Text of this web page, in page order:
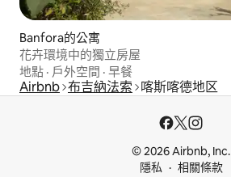
Banfora的公寓
花卉環境中的獨立房屋
地點 · 戶外空間 · 早餐
Airbnb 布吉納法索 喀斯喀德地区
© 2026 Airbnb, Inc.
隱私
相關條款